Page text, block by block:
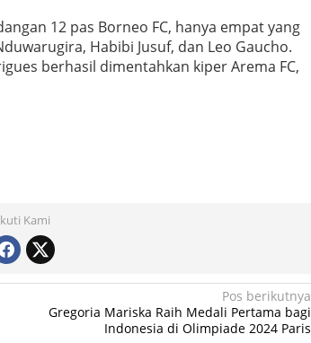
12 pas Borneo FC, hanya empat yang
Habibi Jusuf, dan Leo Gaucho.
berhasil dimentahkan kiper Arema FC,
Kami
Pos berikutnya
Gregoria Mariska Raih Medali Pertama bagi
Indonesia di Olimpiade 2024 Paris